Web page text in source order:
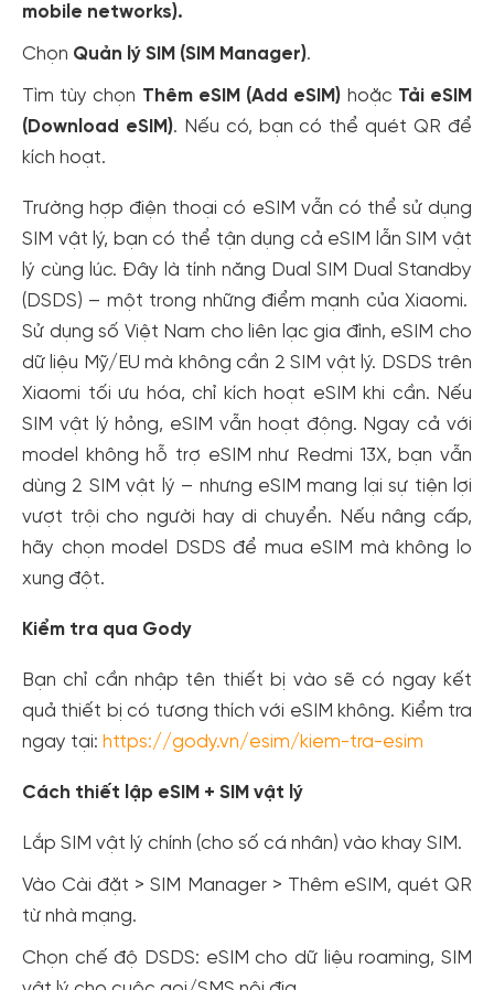
mobile networks).
Chọn Quản lý SIM (SIM Manager).
Tìm tùy chọn Thêm eSIM (Add eSIM) hoặc Tải eSIM
(Download eSIM). Nếu có, bạn có thể quét QR để
kích hoạt.
Trường hợp điện thoại có eSIM vẫn có thể sử dụng
SIM vật lý, bạn có thể tận dụng cả eSIM lẫn SIM vật
lý cùng lúc. Đây là tính năng Dual SIM Dual Standby
(DSDS) – một trong những điểm mạnh của Xiaomi.
Sử dụng số Việt Nam cho liên lạc gia đình, eSIM cho
dữ liệu Mỹ/EU mà không cần 2 SIM vật lý. DSDS trên
Xiaomi tối ưu hóa, chỉ kích hoạt eSIM khi cần. Nếu
SIM vật lý hỏng, eSIM vẫn hoạt động. Ngay cả với
model không hỗ trợ eSIM như Redmi 13X, bạn vẫn
dùng 2 SIM vật lý – nhưng eSIM mang lại sự tiện lợi
vượt trội cho người hay di chuyển. Nếu nâng cấp,
hãy chọn model DSDS để mua eSIM mà không lo
xung đột.
Kiểm tra qua Gody
Bạn chỉ cần nhập tên thiết bị vào sẽ có ngay kết
quả thiết bị có tương thích với eSIM không. Kiểm tra
ngay tại: https://gody.vn/esim/kiem-tra-esim
Cách thiết lập eSIM + SIM vật lý
Lắp SIM vật lý chính (cho số cá nhân) vào khay SIM.
Vào Cài đặt > SIM Manager > Thêm eSIM, quét QR
từ nhà mạng.
Chọn chế độ DSDS: eSIM cho dữ liệu roaming, SIM